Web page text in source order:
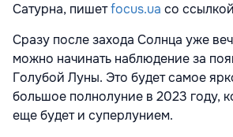
Сатурна, пишетfocus.ua со
Сразу после захода Солнца уже
можно начинать наблюдение за
Голубой Луны. Это будет самое
большое полнолуние в 2023 году,
еще будет и суперлунием.